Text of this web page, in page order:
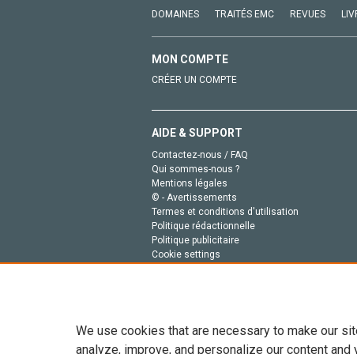
DOMAINES TRAITÉS EMC REVUES
MON COMPTE
CRÉER UN COMPTE
AIDE & SUPPORT
Contactez-nous / FAQ
Qui sommes-nous ?
Mentions légales
© - Avertissements
Termes et conditions d'utilisation
Politique rédactionnelle
Politique publicitaire
Cookie settings
We use cookies that are necessary to make our
analyze, improve, and personalize our content